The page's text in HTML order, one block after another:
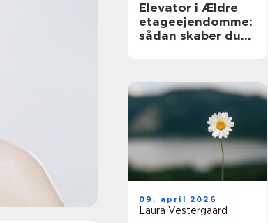
Elevator i Ældre
etageejendomme:
sådan skaber du
09. april 2026
Laura Vestergaard